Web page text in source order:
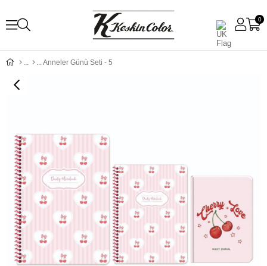
0
Anneler Günü Seti - 5